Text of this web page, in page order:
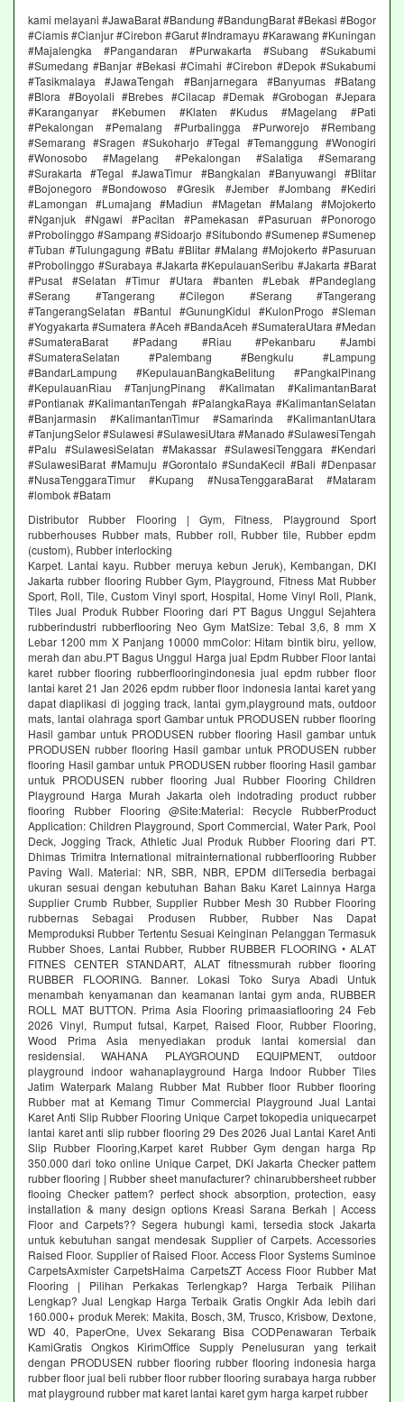
kami melayani #JawaBarat #Bandung #BandungBarat #Bekasi #Bogor
#Ciamis #Cianjur #Cirebon #Garut #Indramayu #Karawang #Kuningan
#Majalengka #Pangandaran #Purwakarta #Subang #Sukabumi
#Sumedang #Banjar #Bekasi #Cimahi #Cirebon #Depok #Sukabumi
#Tasikmalaya #JawaTengah #Banjarnegara #Banyumas #Batang
#Blora #Boyolali #Brebes #Cilacap #Demak #Grobogan #Jepara
#Karanganyar #Kebumen #Klaten #Kudus #Magelang #Pati
#Pekalongan #Pemalang #Purbalingga #Purworejo #Rembang
#Semarang #Sragen #Sukoharjo #Tegal #Temanggung #Wonogiri
#Wonosobo #Magelang #Pekalongan #Salatiga #Semarang
#Surakarta #Tegal #JawaTimur #Bangkalan #Banyuwangi #Blitar
#Bojonegoro #Bondowoso #Gresik #Jember #Jombang #Kediri
#Lamongan #Lumajang #Madiun #Magetan #Malang #Mojokerto
#Nganjuk #Ngawi #Pacitan #Pamekasan #Pasuruan #Ponorogo
#Probolinggo #Sampang #Sidoarjo #Situbondo #Sumenep #Sumenep
#Tuban #Tulungagung #Batu #Blitar #Malang #Mojokerto #Pasuruan
#Probolinggo #Surabaya #Jakarta #KepulauanSeribu #Jakarta #Barat
#Pusat #Selatan #Timur #Utara #banten #Lebak #Pandeglang
#Serang #Tangerang #Cilegon #Serang #Tangerang
#TangerangSelatan #Bantul #GunungKidul #KulonProgo #Sleman
#Yogyakarta #Sumatera #Aceh #BandaAceh #SumateraUtara #Medan
#SumateraBarat #Padang #Riau #Pekanbaru #Jambi
#SumateraSelatan #Palembang #Bengkulu #Lampung
#BandarLampung #KepulauanBangkaBelitung #PangkalPinang
#KepulauanRiau #TanjungPinang #Kalimatan #KalimantanBarat
#Pontianak #KalimantanTengah #PalangkaRaya #KalimantanSelatan
#Banjarmasin #KalimantanTimur #Samarinda #KalimantanUtara
#TanjungSelor #Sulawesi #SulawesiUtara #Manado #SulawesiTengah
#Palu #SulawesiSelatan #Makassar #SulawesiTenggara #Kendari
#SulawesiBarat #Mamuju #Gorontalo #SundaKecil #Bali #Denpasar
#NusaTenggaraTimur #Kupang #NusaTenggaraBarat #Mataram
#lombok #Batam
Distributor Rubber Flooring | Gym, Fitness, Playground Sport
rubberhouses Rubber mats, Rubber roll, Rubber tile, Rubber epdm
(custom), Rubber interlocking
Karpet. Lantai kayu. Rubber meruya kebun Jeruk), Kembangan, DKI
Jakarta rubber flooring Rubber Gym, Playground, Fitness Mat Rubber
Sport, Roll, Tile, Custom Vinyl sport, Hospital, Home Vinyl Roll, Plank,
Tiles Jual Produk Rubber Flooring dari PT Bagus Unggul Sejahtera
rubberindustri rubberflooring Neo Gym MatSize: Tebal 3,6, 8 mm X
Lebar 1200 mm X Panjang 10000 mmColor: Hitam bintik biru, yellow,
merah dan abu.PT Bagus Unggul Harga jual Epdm Rubber Floor lantai
karet rubber flooring rubberflooringindonesia jual epdm rubber floor
lantai karet 21 Jan 2026 epdm rubber floor indonesia lantai karet yang
dapat diaplikasi di jogging track, lantai gym,playground mats, outdoor
mats, lantai olahraga sport Gambar untuk PRODUSEN rubber flooring
Hasil gambar untuk PRODUSEN rubber flooring Hasil gambar untuk
PRODUSEN rubber flooring Hasil gambar untuk PRODUSEN rubber
flooring Hasil gambar untuk PRODUSEN rubber flooring Hasil gambar
untuk PRODUSEN rubber flooring Jual Rubber Flooring Children
Playground Harga Murah Jakarta oleh indotrading product rubber
flooring Rubber Flooring @Site:Material: Recycle RubberProduct
Application: Children Playground, Sport Commercial, Water Park, Pool
Deck, Jogging Track, Athletic Jual Produk Rubber Flooring dari PT.
Dhimas Trimitra International mitrainternational rubberflooring Rubber
Paving Wall. Material: NR, SBR, NBR, EPDM dllTersedia berbagai
ukuran sesuai dengan kebutuhan Bahan Baku Karet Lainnya Harga
Supplier Crumb Rubber, Supplier Rubber Mesh 30 Rubber Flooring
rubbernas Sebagai Produsen Rubber, Rubber Nas Dapat
Memproduksi Rubber Tertentu Sesuai Keinginan Pelanggan Termasuk
Rubber Shoes, Lantai Rubber, Rubber RUBBER FLOORING • ALAT
FITNES CENTER STANDART, ALAT fitnessmurah rubber flooring
RUBBER FLOORING. Banner. Lokasi Toko Surya Abadi Untuk
menambah kenyamanan dan keamanan lantai gym anda, RUBBER
ROLL MAT BUTTON. Prima Asia Flooring primaasiaflooring 24 Feb
2026 Vinyl, Rumput futsal, Karpet, Raised Floor, Rubber Flooring,
Wood Prima Asia menyediakan produk lantai komersial dan
residensial. WAHANA PLAYGROUND EQUIPMENT, outdoor
playground indoor wahanaplayground Harga Indoor Rubber Tiles
Jatim Waterpark Malang Rubber Mat Rubber floor Rubber flooring
Rubber mat at Kemang Timur Commercial Playground Jual Lantai
Karet Anti Slip Rubber Flooring Unique Carpet tokopedia uniquecarpet
lantai karet anti slip rubber flooring 29 Des 2026 Jual Lantai Karet Anti
Slip Rubber Flooring,Karpet karet Rubber Gym dengan harga Rp
350.000 dari toko online Unique Carpet, DKI Jakarta Checker pattem
rubber flooring | Rubber sheet manufacturer? chinarubbersheet rubber
flooing Checker pattem? perfect shock absorption, protection, easy
installation & many design options Kreasi Sarana Berkah | Access
Floor and Carpets?? Segera hubungi kami, tersedia stock Jakarta
untuk kebutuhan sangat mendesak Supplier of Carpets. Accessories
Raised Floor. Supplier of Raised Floor. Access Floor Systems Suminoe
CarpetsAxmister CarpetsHaima CarpetsZT Access Floor Rubber Mat
Flooring | Pilihan Perkakas Terlengkap? Harga Terbaik Pilihan
Lengkap? Jual Lengkap Harga Terbaik Gratis Ongkir Ada lebih dari
160.000+ produk Merek: Makita, Bosch, 3M, Trusco, Krisbow, Dextone,
WD 40, PaperOne, Uvex Sekarang Bisa CODPenawaran Terbaik
KamiGratis Ongkos KirimOffice Supply Penelusuran yang terkait
dengan PRODUSEN rubber flooring rubber flooring indonesia harga
rubber floor jual beli rubber floor rubber flooring surabaya harga rubber
mat playground rubber mat karet lantai karet gym harga karpet rubber